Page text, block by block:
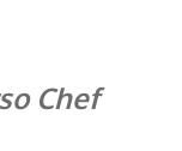
Chef